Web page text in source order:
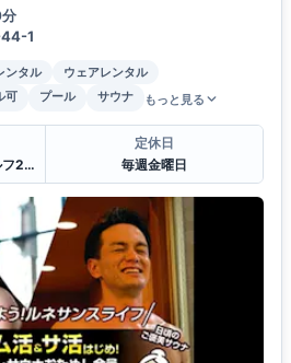
44-1
ンタル
ウェアレンタル
可 プール サウナ もっと見る
月 通常9:00〜23:00 / セルフ23:00〜9:00 / 受付10:00〜21:00
定休日
毎週金曜日